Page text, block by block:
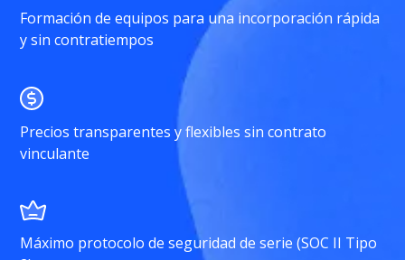
Formación de equipos para una incorporación rápida
y sin contratiempos
Precios transparentes y flexibles sin contrato
vinculante
Máximo protocolo de seguridad de serie (SOC II Tipo